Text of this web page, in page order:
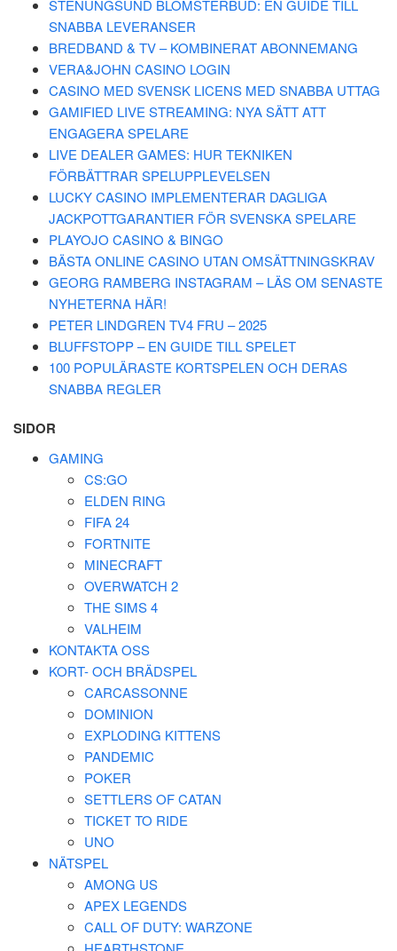
STENUNGSUND BLOMSTERBUD: EN GUIDE TILL
SNABBA LEVERANSER
BREDBAND & TV – KOMBINERAT ABONNEMANG
VERA&JOHN CASINO LOGIN
CASINO MED SVENSK LICENS MED SNABBA UTTAG
GAMIFIED LIVE STREAMING: NYA SÄTT ATT
ENGAGERA SPELARE
LIVE DEALER GAMES: HUR TEKNIKEN
FÖRBÄTTRAR SPELUPPLEVELSEN
LUCKY CASINO IMPLEMENTERAR DAGLIGA
JACKPOTTGARANTIER FÖR SVENSKA SPELARE
PLAYOJO CASINO & BINGO
BÄSTA ONLINE CASINO UTAN OMSÄTTNINGSKRAV
GEORG RAMBERG INSTAGRAM – LÄS OM SENASTE
NYHETERNA HÄR!
PETER LINDGREN TV4 FRU – 2025
BLUFFSTOPP – EN GUIDE TILL SPELET
100 POPULÄRASTE KORTSPELEN OCH DERAS
SNABBA REGLER
SIDOR
GAMING
CS:GO
ELDEN RING
FIFA 24
FORTNITE
MINECRAFT
OVERWATCH 2
THE SIMS 4
VALHEIM
KONTAKTA OSS
KORT- OCH BRÄDSPEL
CARCASSONNE
DOMINION
EXPLODING KITTENS
PANDEMIC
POKER
SETTLERS OF CATAN
TICKET TO RIDE
UNO
NÄTSPEL
AMONG US
APEX LEGENDS
CALL OF DUTY: WARZONE